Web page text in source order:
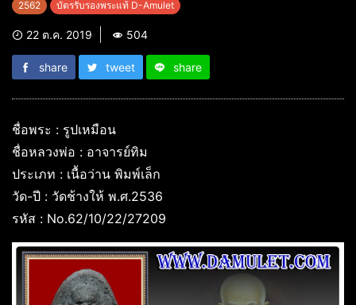
2562 บัตรรับรองพระแท้ D-Amulet
22 ต.ค. 2019 504
share tweet share
ชื่อพระ : รูปเหมือน
ชื่อหลวงพ่อ : อาจารย์ทิม
ประเภท : เนื้อว่าน พิมพ์เล็ก
วัด-ปี : วัดช้างให้ พ.ศ.2536
รหัส : No.62/10/22/27209